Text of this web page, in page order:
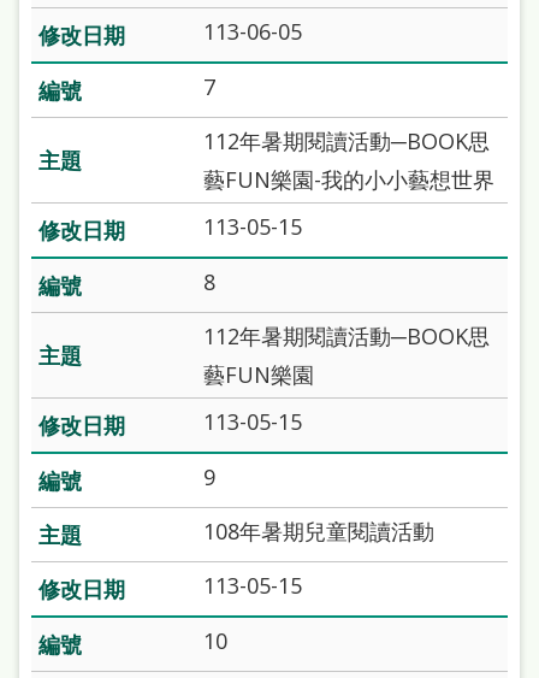
English
日
語
隱
權
及
站
安
全
政
策
政
府
113-06-05
7
112年暑期閱讀活動─BOOK思
藝FUN樂園-我的小小藝想世界
113-05-15
8
112年暑期閱讀活動─BOOK思
藝FUN樂園
113-05-15
9
108年暑期兒童閱讀活動
113-05-15
10